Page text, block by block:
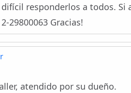
difícil responderlos a todos. Si
2-29800063 Gracias!
atendido por su dueño.